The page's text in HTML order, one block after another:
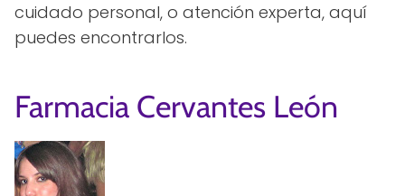
cuidado personal, o atención experta, aquí
puedes encontrarlos.
Farmacia Cervantes León